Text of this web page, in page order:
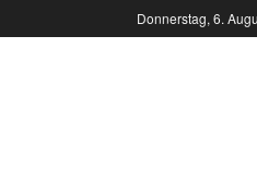
Donnerstag, 6.